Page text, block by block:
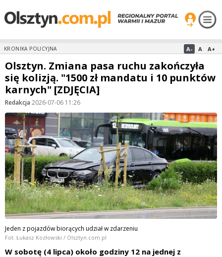
KRONIKA POLICYJNA A- A A+
Olsztyn. Zmiana pasa ruchu zakończyła
się kolizją. "1500 zł mandatu i 10 punktów
karnych" [ZDJĘCIA]
Redakcja·2026-07-06 11:26
Jeden z pojazdów biorących udział w zdarzeniu
Fot. Łukasz Kozłowski / Olsztyn.com.pl
W sobotę (4 lipca) około godziny 12 na jednej z